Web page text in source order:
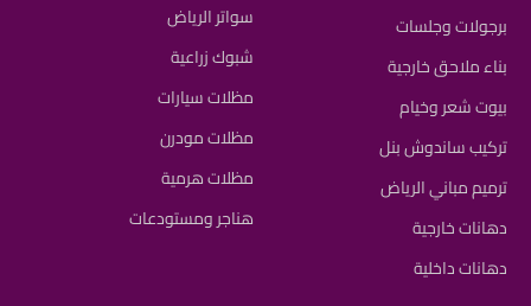
برجولات وجلسات
بناء ملاحق خارجية
بيوت شعر وخيام
تركيب ساندوش بنل
ترميم مباني الرياض
دهانات خارجية
دهانات داخلية
سواتر الرياض
شبوك زراعية
مظلات سيارات
مظلات مودرن
مظلات هرمية
هناجر ومستودعات